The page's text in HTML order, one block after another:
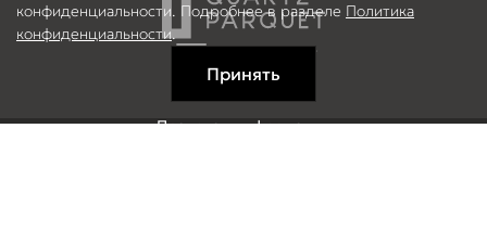
Правовая информация
конфиденциальности. Подробнее в разделе Политика
конфиденциальности.
Принять